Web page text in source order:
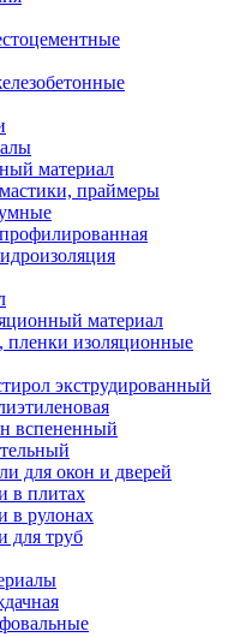
материал
праймеры
материал
изоляционные
экструдированный
вспененный
для окон и дверей
в плитах
в рулонах
для труб